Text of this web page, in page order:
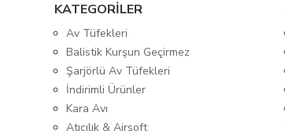
KATEGORİLER
Av Tüfekleri
Balistik Kurşun Geçirmez
Şarjörlü Av Tüfekleri
İndirimli Ürünler
Kara Avı
Atıcılık & Airsoft